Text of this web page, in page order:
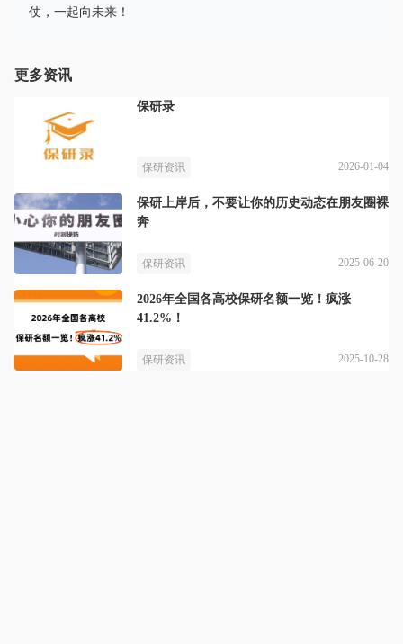
仗，一起向未来！
更多资讯
保研录
保研资讯 2026-01-04
保研上岸后，不要让你的历史动态在朋友圈裸
奔
保研资讯 2025-06-20
2026年全国各高校保研名额一览！疯涨
41.2%！
保研资讯 2025-10-28